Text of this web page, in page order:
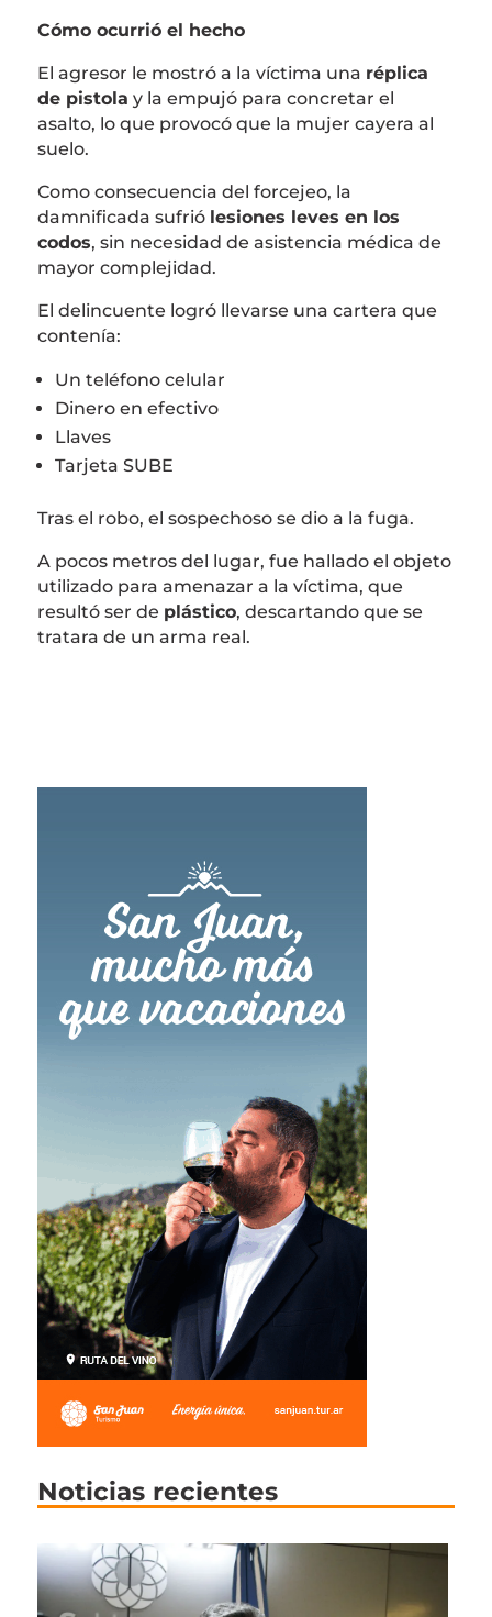
Cómo ocurrió el hecho
El agresor le mostró a la víctima una réplica
de pistola y la empujó para concretar el
asalto, lo que provocó que la mujer cayera al
suelo.
Como consecuencia del forcejeo, la
damnificada sufrió lesiones leves en los
codos, sin necesidad de asistencia médica de
mayor complejidad.
El delincuente logró llevarse una cartera que
contenía:
Un teléfono celular
Dinero en efectivo
Llaves
Tarjeta SUBE
Tras el robo, el sospechoso se dio a la fuga.
A pocos metros del lugar, fue hallado el objeto
utilizado para amenazar a la víctima, que
resultó ser de plástico, descartando que se
tratara de un arma real.
Noticias recientes